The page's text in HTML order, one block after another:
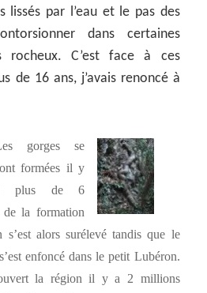
lissés par l’eau et le pas des
dans certaines
rocheux. C’est face à ces
de 16 ans, j’avais renoncé à
gorges se
formées il y
plus de 6
de la formation
alors surélevé tandis que le
enfoncé dans le petit Lubéron.
la région il y a 2 millions